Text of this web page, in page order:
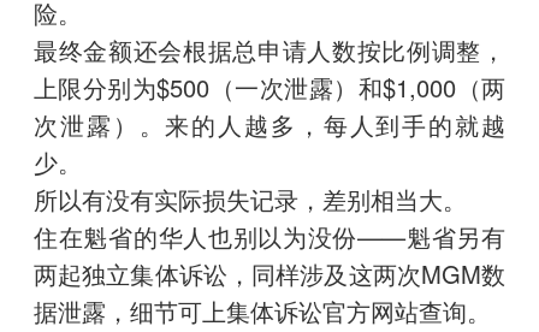
险。
最终金额还会根据总申请人数按比例调整，
上限分别为$500（一次泄露）和$1,000（两
次泄露）。来的人越多，每人到手的就越
少。
所以有没有实际损失记录，差别相当大。
住在魁省的华人也别以为没份——魁省另有
两起独立集体诉讼，同样涉及这两次MGM数
据泄露，细节可上集体诉讼官方网站查询。